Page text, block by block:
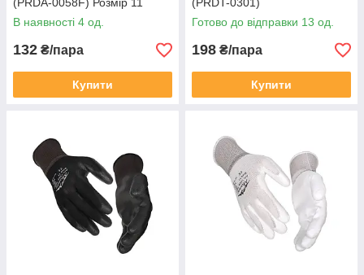
В наявності 4 од.
132 ₴/пара
Купити
Готово до відправки 13 од.
198 ₴/пара
Купити